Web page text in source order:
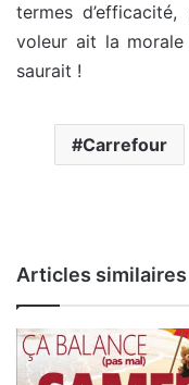
termes
voleur ait la
saurait !
Carrefour
Articles similaires